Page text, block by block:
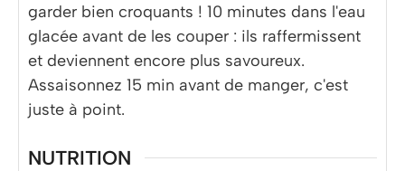
garder bien croquants ! 10 minutes dans l'eau
glacée avant de les couper : ils raffermissent
et deviennent encore plus savoureux.
Assaisonnez 15 min avant de manger, c'est
juste à point.
NUTRITION